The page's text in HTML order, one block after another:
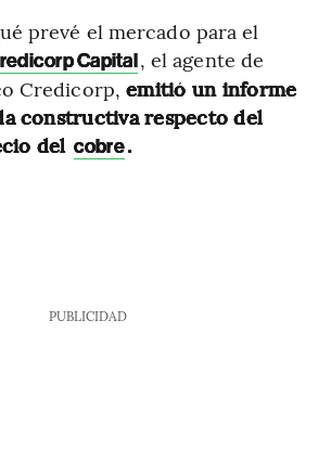
prevé el mercado para el
Capital, el agente de
Credicorp, emitió un informe
constructiva respecto del
del cobre.
PUBLICIDAD